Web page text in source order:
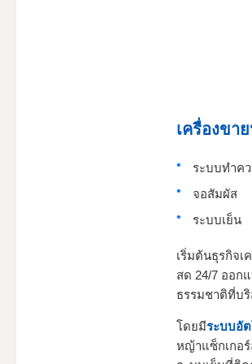
เครื่องขา
ระบบทําค
จอสัมผัส
ระบบเย็น
เริ่มต้นธุรกิจ
สด 24/7 ออก
ธรรมชาติที่บ
โดยมีระบบอั
หญ้าแซ็กเกอร์